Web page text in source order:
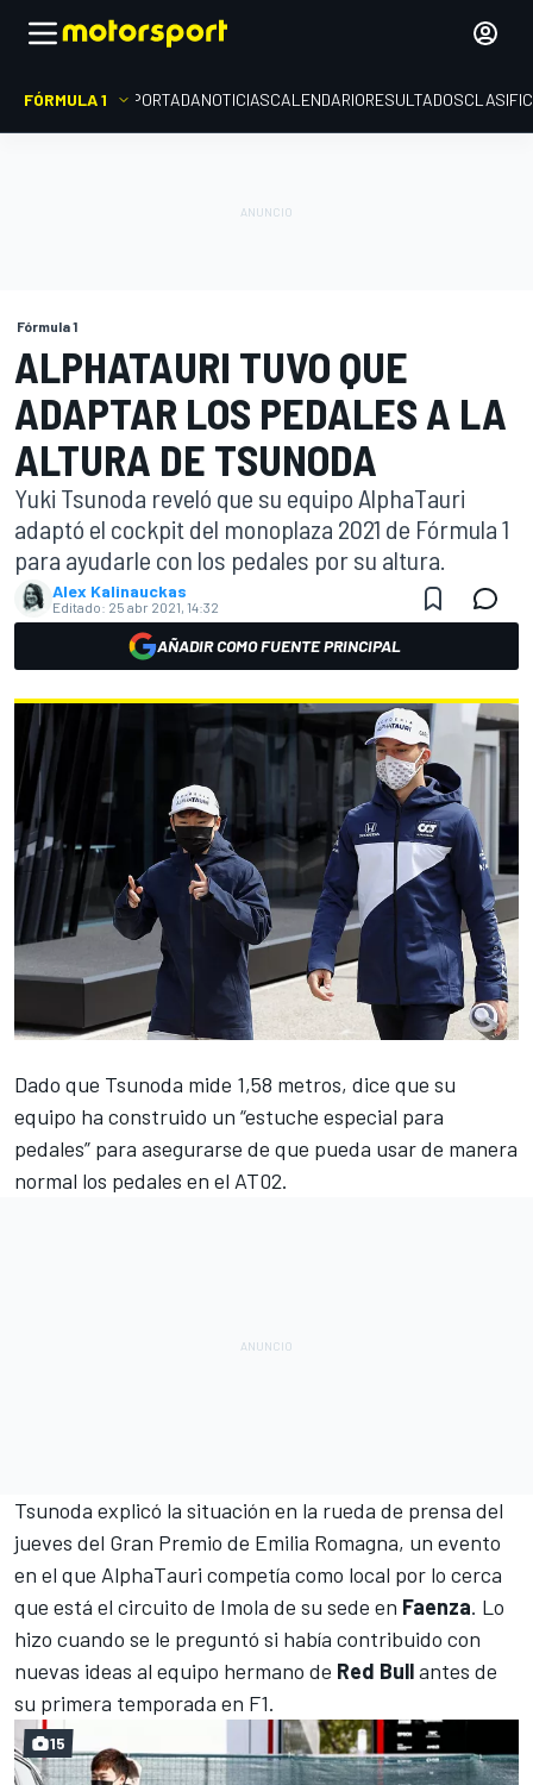
FÓRMULA 1 PORTADANOTICIASCALENDARIORESULTADOS
Fórmula 1
ALPHATAURI TUVO QUE
ADAPTAR LOS PEDALES A LA
ALTURA DE TSUNODA
Yuki Tsunoda reveló que su equipo AlphaTauri
adaptó el cockpit del monoplaza 2021 de Fórmula 1
para ayudarle con los pedales por su altura.
Alex Kalinauckas
Editado: 25 abr 2021, 14:32
AÑADIR COMO FUENTE PRINCIPAL
Dado que Tsunoda mide 1,58 metros, dice que su
equipo ha construido un “estuche especial para
pedales” para asegurarse de que pueda usar de manera
normal los pedales en el AT02.
Tsunoda explicó la situación en la rueda de prensa del
jueves del Gran Premio de Emilia Romagna, un evento
en el que AlphaTauri competía como local por lo cerca
que está el circuito de Imola de su sede en Faenza. Lo
hizo cuando se le preguntó si había contribuido con
nuevas ideas al equipo hermano de Red Bullantes de
su primera temporada en F1.
15